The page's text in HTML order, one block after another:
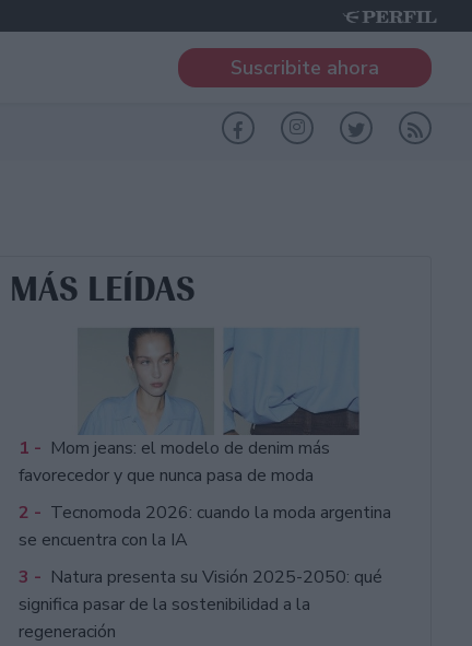
Suscribite ahora
MÁS LEÍDAS
1 - Mom jeans: el modelo de denim más
favorecedor y que nunca pasa de moda
2 - Tecnomoda 2026: cuando la moda argentina
se encuentra con la IA
3 - Natura presenta su Visión 2025-2050: qué
significa pasar de la sostenibilidad a la
regeneración